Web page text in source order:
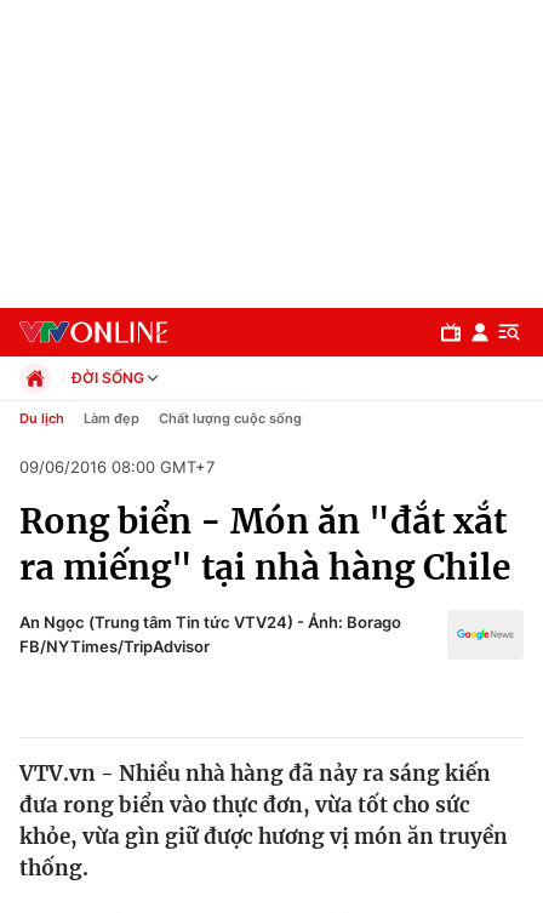
Chuyên mục
Chính trị
Xã hội
Y tế
Thế giới
Tin tức
ĐỜI SỐNG
Chính trị
Pháp luật
Kinh tế
Thể thao
Truyền hình
Y tế
Du lịch Làm đẹp Chất lượng cuộc sống
09/06/2016 08:00 GMT+7
Rong biển - Món ăn "đắt xắt
ra miếng" tại nhà hàng Chile
An Ngọc (Trung tâm Tin tức VTV24) - Ảnh: Borago
FB/NYTimes/TripAdvisor
VTV.vn - Nhiều nhà hàng đã nảy ra sáng kiến
đưa rong biển vào thực đơn, vừa tốt cho sức
khỏe, vừa gìn giữ được hương vị món ăn truyền
thống.